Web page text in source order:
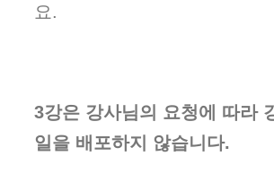
요.
3강은 강사님의 요청에 따라
일을 배포하지 않습니다.